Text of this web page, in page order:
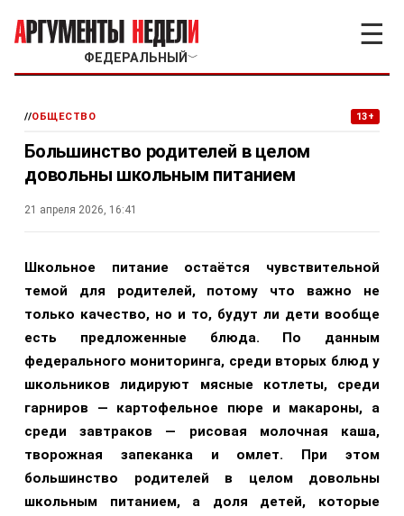
ФЕДЕРАЛЬНЫЙ ﹀
☰
//ОБЩЕСТВО 13+
Большинство родителей в целом
довольны школьным питанием
21 апреля 2026, 16:41
Школьное питание остаётся чувствительной
темой для родителей, потому что важно не
только качество, но и то, будут ли дети вообще
есть предложенные блюда. По данным
федерального мониторинга, среди вторых блюд у
школьников лидируют мясные котлеты, среди
гарниров — картофельное пюре и макароны, а
среди завтраков — рисовая молочная каша,
творожная запеканка и омлет. При этом
большинство родителей в целом довольны
школьным питанием, а доля детей, которые